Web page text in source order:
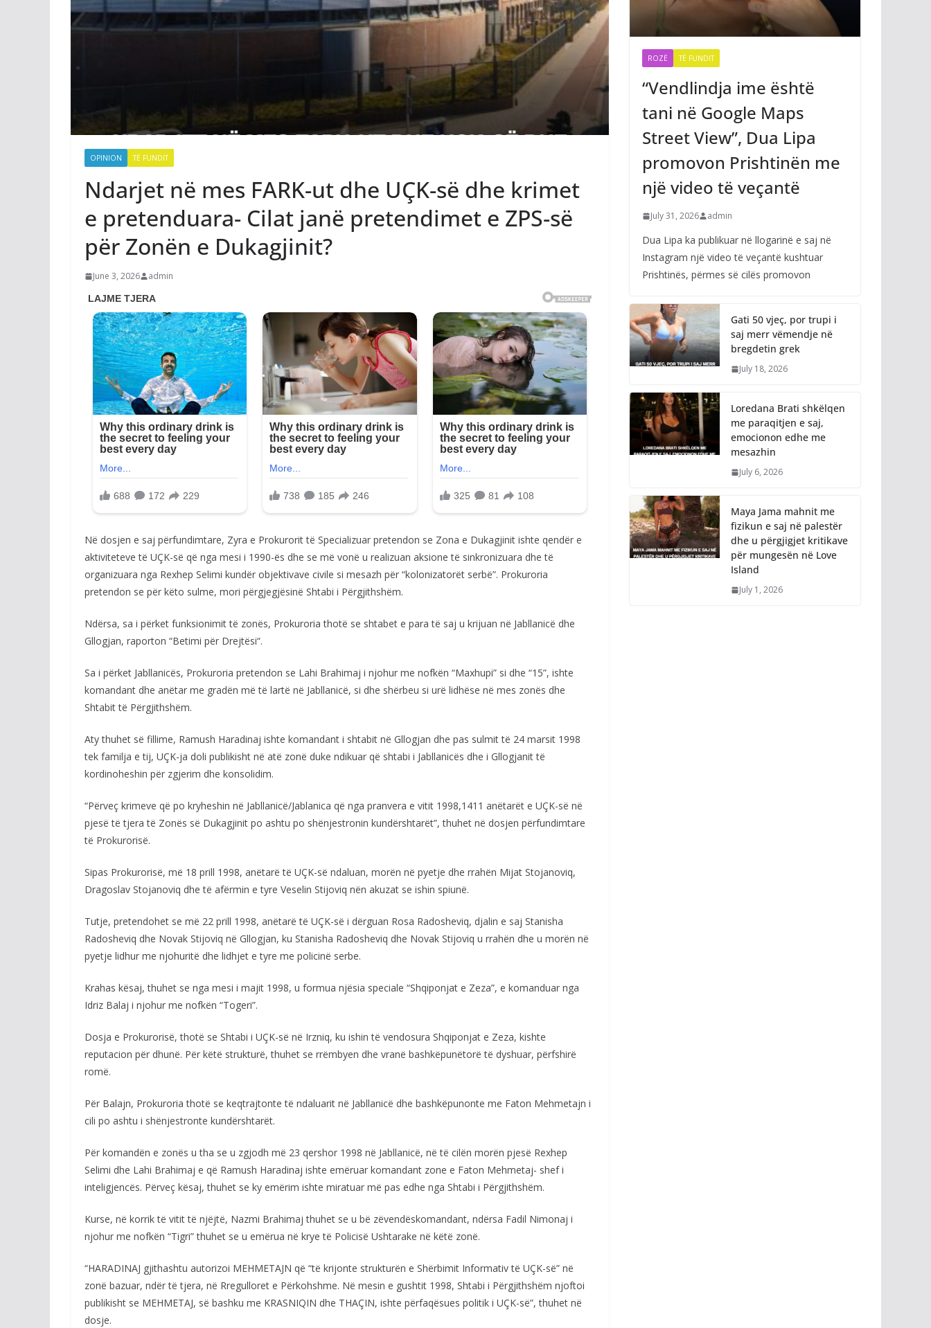
OPINION TË FUNDIT
Ndarjet në mes FARK-ut dhe UÇK-së dhe krimet
e pretenduara- Cilat janë pretendimet e ZPS-së
për Zonën e Dukagjinit?
June 3, 2026 admin
Në dosjen e saj përfundimtare, Zyra e Prokurorit të Specializuar pretendon se Zona e Dukagjinit ishte qendër e
aktiviteteve të UÇK-së që nga mesi i 1990-ës dhe se më vonë u realizuan aksione të sinkronizuara dhe të
organizuara nga Rexhep Selimi kundër objektivave civile si mesazh për “kolonizatorët serbë”. Prokuroria
pretendon se për këto sulme, mori përgjegjësinë Shtabi i Përgjithshëm.
Ndërsa, sa i përket funksionimit të zonës, Prokuroria thotë se shtabet e para të saj u krijuan në Jabllanicë dhe
Gllogjan, raporton “Betimi për Drejtësi“.
Sa i përket Jabllanicës, Prokuroria pretendon se Lahi Brahimaj i njohur me nofkën “Maxhupi” si dhe “15”, ishte
komandant dhe anëtar me gradën më të lartë në Jabllanicë, si dhe shërbeu si urë lidhëse në mes zonës dhe
Shtabit të Përgjithshëm.
Aty thuhet së fillime, Ramush Haradinaj ishte komandant i shtabit në Gllogjan dhe pas sulmit të 24 marsit 1998
tek familja e tij, UÇK-ja doli publikisht në atë zonë duke ndikuar që shtabi i Jabllanicës dhe i Gllogjanit të
kordinoheshin për zgjerim dhe konsolidim.
“Përveç krimeve që po kryheshin në Jabllanicë/Jablanica që nga pranvera e vitit 1998,1411 anëtarët e UÇK-së në
pjesë të tjera të Zonës së Dukagjinit po ashtu po shënjestronin kundërshtarët”, thuhet në dosjen përfundimtare
të Prokurorisë.
Sipas Prokurorisë, më 18 prill 1998, anëtarë të UÇK-së ndaluan, morën në pyetje dhe rrahën Mijat Stojanoviq,
Dragoslav Stojanoviq dhe të afërmin e tyre Veselin Stijoviq nën akuzat se ishin spiunë.
Tutje, pretendohet se më 22 prill 1998, anëtarë të UÇK-së i dërguan Rosa Radosheviq, djalin e saj Stanisha
Radosheviq dhe Novak Stijoviq në Gllogjan, ku Stanisha Radosheviq dhe Novak Stijoviq u rrahën dhe u morën në
pyetje lidhur me njohuritë dhe lidhjet e tyre me policinë serbe.
Krahas kësaj, thuhet se nga mesi i majit 1998, u formua njësia speciale “Shqiponjat e Zeza”, e komanduar nga
Idriz Balaj i njohur me nofkën “Togeri”.
Dosja e Prokurorisë, thotë se Shtabi i UÇK-së në Irzniq, ku ishin të vendosura Shqiponjat e Zeza, kishte
reputacion për dhunë. Për këtë strukturë, thuhet se rrëmbyen dhe vranë bashkëpunëtorë të dyshuar, përfshirë
romë.
Për Balajn, Prokuroria thotë se keqtrajtonte të ndaluarit në Jabllanicë dhe bashkëpunonte me Faton Mehmetajn i
cili po ashtu i shënjestronte kundërshtarët.
Për komandën e zonës u tha se u zgjodh më 23 qershor 1998 në Jabllanicë, në të cilën morën pjesë Rexhep
Selimi dhe Lahi Brahimaj e që Ramush Haradinaj ishte emëruar komandant zone e Faton Mehmetaj- shef i
inteligjencës. Përveç kësaj, thuhet se ky emërim ishte miratuar më pas edhe nga Shtabi i Përgjithshëm.
Kurse, në korrik të vitit të njëjtë, Nazmi Brahimaj thuhet se u bë zëvendëskomandant, ndërsa Fadil Nimonaj i
njohur me nofkën “Tigri” thuhet se u emërua në krye të Policisë Ushtarake në këtë zonë.
“HARADINAJ gjithashtu autorizoi MEHMETAJN që “të krijonte strukturën e Shërbimit Informativ të UÇK-së” në
zonë bazuar, ndër të tjera, në Rregulloret e Përkohshme. Në mesin e gushtit 1998, Shtabi i Përgjithshëm njoftoi
publikisht se MEHMETAJ, së bashku me KRASNIQIN dhe THAÇIN, ishte përfaqësues politik i UÇK-së”, thuhet në
dosje.
ROZË TË FUNDIT
“Vendlindja ime është
tani në Google Maps
Street View”, Dua Lipa
promovon Prishtinën me
një video të veçantë
July 31, 2026 admin
Dua Lipa ka publikuar në llogarinë e saj në
Instagram një video të veçantë kushtuar
Prishtinës, përmes së cilës promovon
Gati 50 vjeç, por trupi i
saj merr vëmendje në
bregdetin grek
July 18, 2026
Loredana Brati shkëlqen
me paraqitjen e saj,
emocionon edhe me
mesazhin
July 6, 2026
Maya Jama mahnit me
fizikun e saj në palestër
dhe u përgjigjet kritikave
për mungesën në Love
Island
July 1, 2026